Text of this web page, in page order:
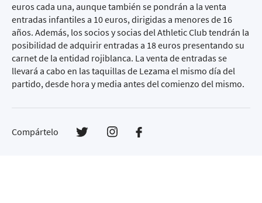
euros cada una, aunque también se pondrán a la venta
entradas infantiles a 10 euros, dirigidas a menores de 16
años. Además, los socios y socias del Athletic Club tendrán la
posibilidad de adquirir entradas a 18 euros presentando su
carnet de la entidad rojiblanca. La venta de entradas se
llevará a cabo en las taquillas de Lezama el mismo día del
partido, desde hora y media antes del comienzo del mismo.
Compártelo